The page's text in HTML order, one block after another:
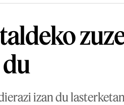
izan du